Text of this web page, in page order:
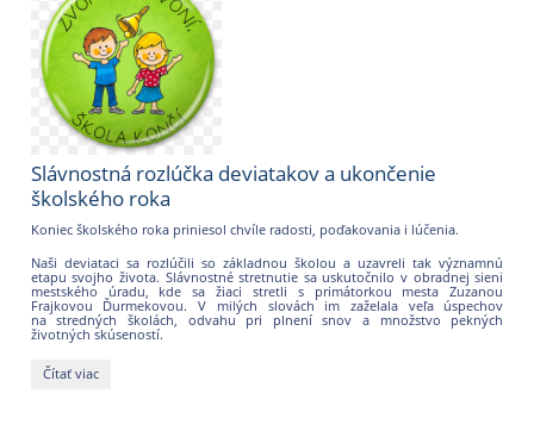
Slávnostná rozlúčka deviatakov a ukončenie
školského roka
Koniec školského roka priniesol chvíle radosti, poďakovania i lúčenia.
Naši deviataci sa rozlúčili so základnou školou a uzavreli tak významnú
etapu svojho života. Slávnostné stretnutie sa uskutočnilo v obradnej sieni
mestského úradu, kde sa žiaci stretli s primátorkou mesta Zuzanou
Frajkovou Ďurmekovou. V milých slovách im zaželala veľa úspechov
na stredných školách, odvahu pri plnení snov a množstvo pekných
životných skúseností.
Slávnostná
Čítať viac